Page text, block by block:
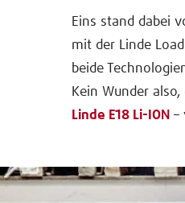
Eins stand dabei
mit der Linde
beide
Kein Wunder
Linde E18 Li-ION –